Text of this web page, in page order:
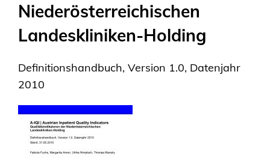
Niederösterreichischen
Landeskliniken-Holding
Definitionshandbuch, Version 1.0, Datenjahr
2010